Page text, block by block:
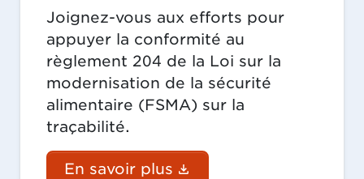
Joignez-vous aux efforts pour
appuyer la conformité au
règlement 204 de la Loi sur la
modernisation de la sécurité
alimentaire (FSMA) sur la
traçabilité.
En savoir plus